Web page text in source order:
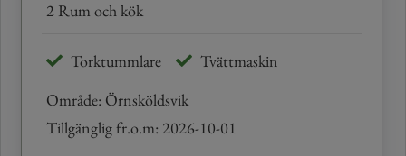
2 Rum och kök
Torktummlare
Tvättmaskin
Område: Örnsköldsvik
Tillgänglig fr.o.m: 2026-10-01